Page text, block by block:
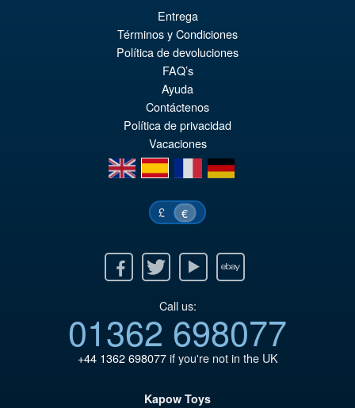
Entrega
Términos y Condiciones
Política de devoluciones
FAQ’s
Ayuda
Contáctenos
Política de privacidad
Vacaciones
en
es fr de
£ €
Twitter Youtube Ebay
Call us:
01362 698077
+44 1362 698077if you're not in the UK
Kapow Toys